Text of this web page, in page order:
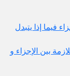
فيما إذا يتبدل
بين الإجزاء و